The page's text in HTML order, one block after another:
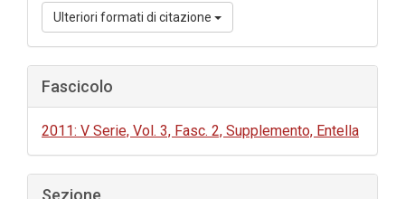
Ulteriori formati di citazione
Fascicolo
2011: V Serie, Vol. 3, Fasc. 2, Supplemento, Entella
Sezione